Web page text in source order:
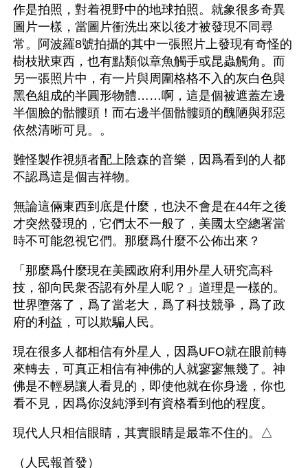
作是拍照，對着視野中的地球拍照。就象很多奇異
圖片一樣，當圖片衝洗出來以後才被發現不同尋
常。阿波羅8號拍攝的其中一張照片上發現有奇怪的
樹枝狀東西，也有點類似章魚觸手或昆蟲觸角。而
另一張照片中，有一片與周圍格格不入的灰白色與
黑色組成的半圓形物體……啊，這是個被遮蓋左邊
半個臉的骷髏頭！而右邊半個骷髏頭的醜陋與邪惡
依然清晰可見。。
難怪製作視頻者配上陰森的音樂，因爲看到的人都
不認爲這是個吉祥物。
無論這倆東西到底是什麼，也決不會是在44年之後
才突然發現的，它們太不一般了，美國太空總署當
時不可能忽視它們。那麼爲什麼不公佈出來？
「那麼爲什麼現在美國政府利用外星人研究高科
技，卻向民衆否認有外星人呢？」道理是一樣的。
世界墮落了，爲了當老大，爲了科技競爭，爲了政
府的利益，可以欺騙人民。
現在很多人都相信有外星人，因爲UFO就在眼前轉
來轉去，可真正相信有神佛的人就寥寥無幾了。神
佛是不輕易讓人看見的，即使他就在你身邊，你也
看不見，因爲你沒純淨到有資格看到他的程度。
現代人只相信眼睛，其實眼睛是最靠不住的。△
（人民報首發）